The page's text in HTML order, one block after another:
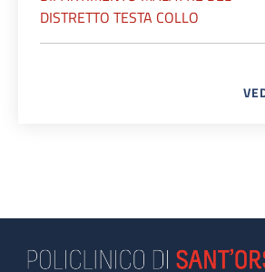
DISTRETTO TESTA COLLO